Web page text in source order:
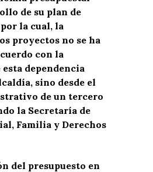
de su plan de
la cual, la
proyectos no se ha
con la
dependencia
sino desde el
de un tercero
la Secretaría de
Familia y Derechos
del presupuesto en